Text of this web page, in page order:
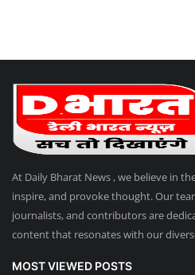
At Daily Bharat News , we believe in
inspire, and provoke thought. Our
journalists, and contributors are
content that resonates with our
MOST VIEWED POSTS